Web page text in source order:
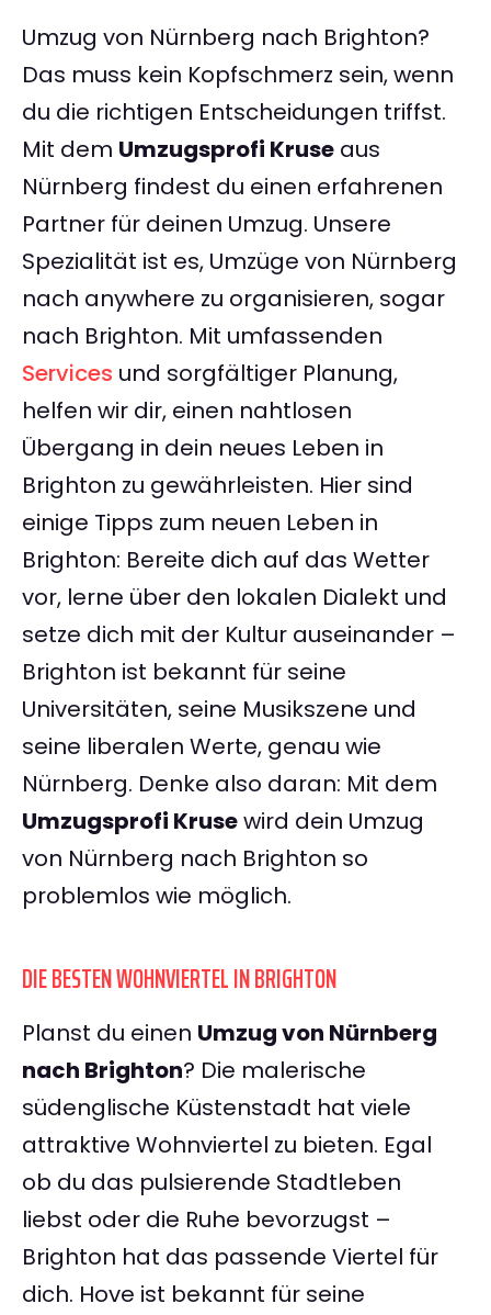
Umzug von Nürnberg nach Brighton?
Das muss kein Kopfschmerz sein, wenn
du die richtigen Entscheidungen triffst.
Mit dem Umzugsprofi Kruse aus
Nürnberg findest du einen erfahrenen
Partner für deinen Umzug. Unsere
Spezialität ist es, Umzüge von Nürnberg
nach anywhere zu organisieren, sogar
nach Brighton. Mit umfassenden
Services und sorgfältiger Planung,
helfen wir dir, einen nahtlosen
Übergang in dein neues Leben in
Brighton zu gewährleisten. Hier sind
einige Tipps zum neuen Leben in
Brighton: Bereite dich auf das Wetter
vor, lerne über den lokalen Dialekt und
setze dich mit der Kultur auseinander –
Brighton ist bekannt für seine
Universitäten, seine Musikszene und
seine liberalen Werte, genau wie
Nürnberg. Denke also daran: Mit dem
Umzugsprofi Krusewird dein Umzug
von Nürnberg nach Brighton so
problemlos wie möglich.
DIE BESTEN WOHNVIERTEL IN BRIGHTON
Planst du einen Umzug von Nürnberg
nach Brighton? Die malerische
südenglische Küstenstadt hat viele
attraktive Wohnviertel zu bieten. Egal
ob du das pulsierende Stadtleben
liebst oder die Ruhe bevorzugst –
Brighton hat das passende Viertel für
dich. Hove ist bekannt für seine